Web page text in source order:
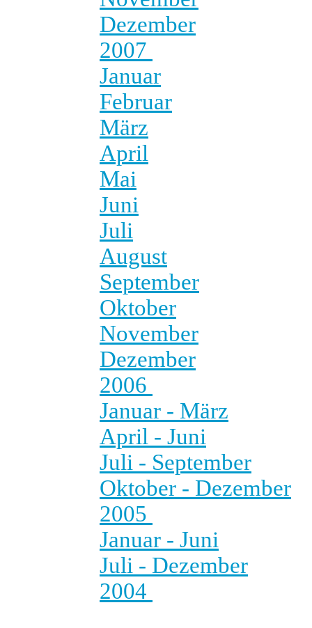
Dezember
2007
Januar
Februar
März
April
Mai
Juni
Juli
August
September
Oktober
November
Dezember
2006
Januar - März
April - Juni
Juli - September
Oktober - Dezember
2005
Januar - Juni
Juli - Dezember
2004